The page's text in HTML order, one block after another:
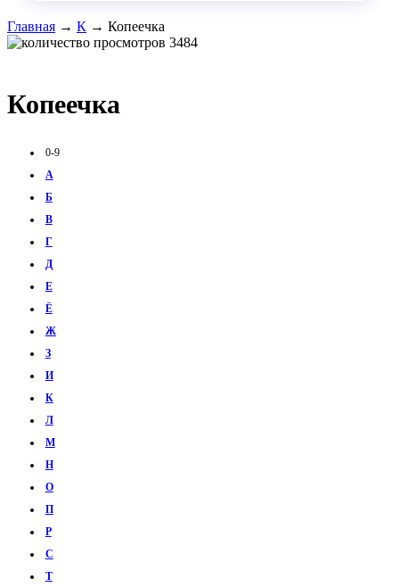
Главная → К → Копеечка
3484
Копеечка
0-9
А
Б
В
Г
Д
Е
Ё
Ж
З
И
К
Л
М
Н
О
П
Р
С
Т